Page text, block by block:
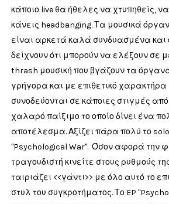
κάποιο live θα ήθελες να χτυπηθείς,
κάνεις headbanging. Τα μουσικά
είναι αρκετά καλά συνδυασμένα και
δείχνουν ότι μπορούν να ελέξουν σε
thrash μουσική που βγάζουν τα
γρήγορα και με επιθετικό χαρακτήρα
συνοδεύονται σε κάποιες στιγμές
χαλαρό παίξιμο το οποίο δίνει ένα
αποτέλεσμα. Αξίζει πάρα πολύ το
"Psychological War". Όσον αφορά την
τραγουδιστή κινείτε στους ρυθμούς
ταιριάζει <<γάντι>> με όλο αυτό το
στυλ του συγκροτήματος. Το EP